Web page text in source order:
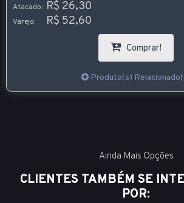
Atacado: R$ 26,30
Varejo: R$ 52,60
Comprar!
Produto(s)
Ainda Mais Opções
CLIENTES TAMBÉM SE
POR: